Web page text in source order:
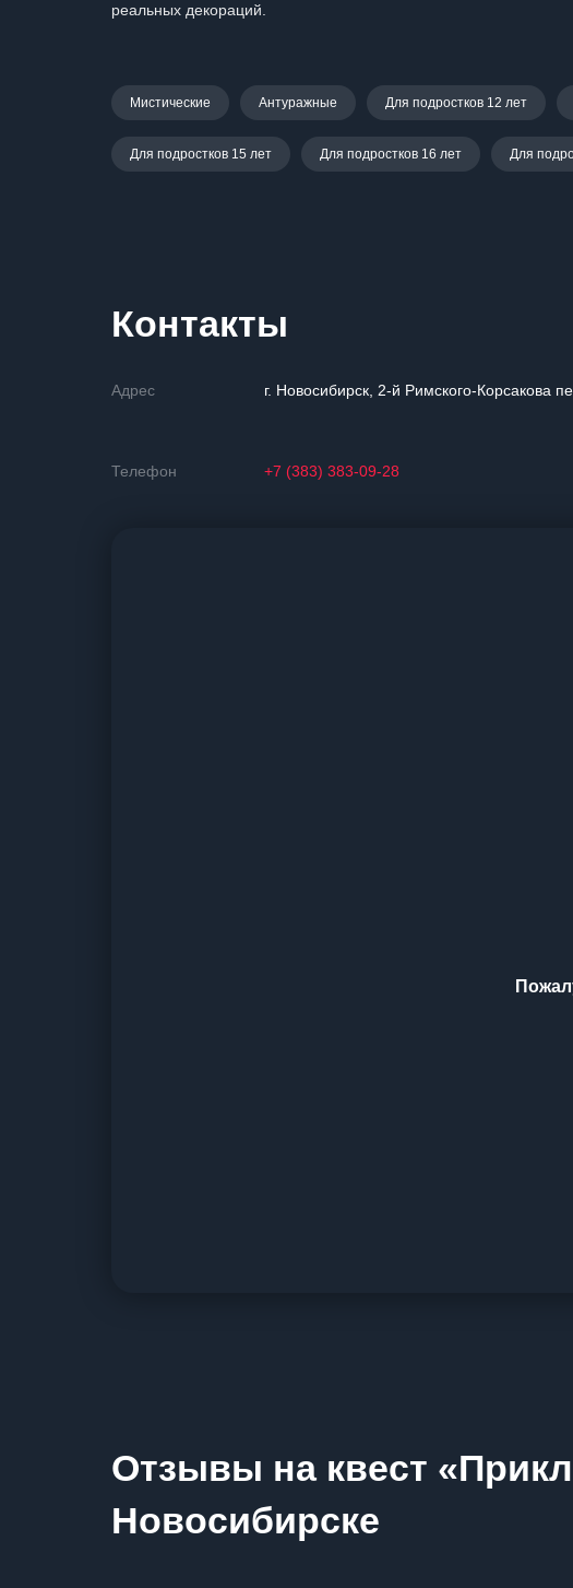
реальных декораций.
Мистические Антуражные Для подростков 12 лет
Для подростков 15 лет Для подростков 16 лет Для
Контакты
Адрес г. Новосибирск, 2-й Римского-Корсакова
Телефон +7 (383) 383-09-28
Отзывы на квест
Новосибирске